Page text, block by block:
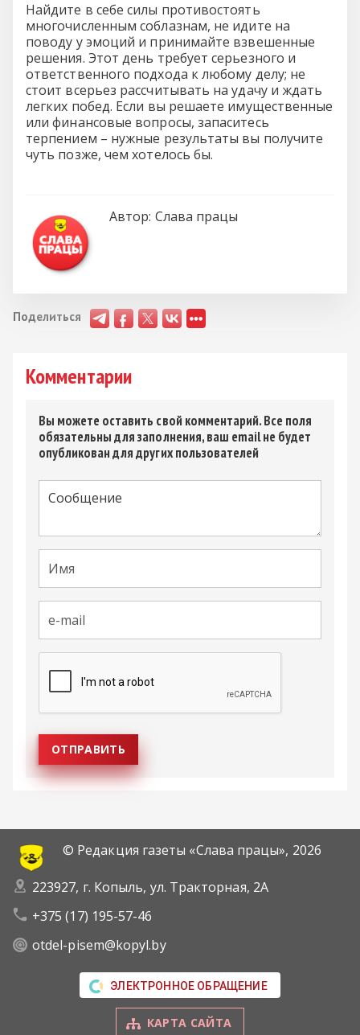
Найдите в себе силы противостоять
многочисленным соблазнам, не идите на
поводу у эмоций и принимайте взвешенные
решения. Этот день требует серьезного и
ответственного подхода к любому делу; не
стоит всерьез рассчитывать на удачу и ждать
легких побед. Если вы решаете имущественные
или финансовые вопросы, запаситесь
терпением – нужные результаты вы получите
чуть позже, чем хотелось бы.
Автор: Слава працы
Поделиться
Комментарии
Вы можете оставить свой комментарий. Все поля
обязательны для заполнения, ваш email не будет
опубликован для других пользователей
© Редакция газеты «Слава працы», 2026
223927, г. Копыль, ул. Тракторная, 2А
+375 (17) 195-57-46
otdel-pisem@kopyl.by
ЭЛЕКТРОННОЕ ОБРАЩЕНИЕ
КАРТА САЙТА